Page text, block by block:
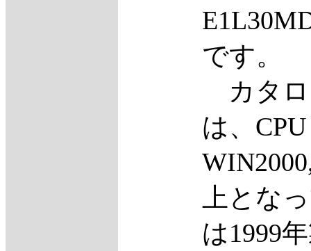
です。
カタロ
は、
上とな
は1999